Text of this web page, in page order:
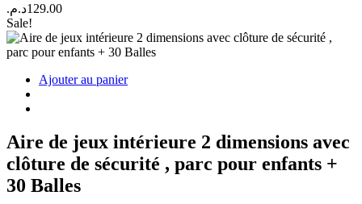
129.00د.م.
Sale!
Ajouter au panier
Aire de jeux intérieure 2 dimensions avec
clôture de sécurité , parc pour enfants +
30 Balles